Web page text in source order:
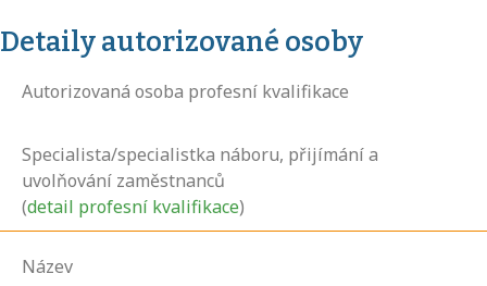
Detaily autorizované osoby
Autorizovaná osoba profesní kvalifikace
Specialista/specialistka náboru, přijímání a
uvolňování zaměstnanců
(detail profesní kvalifikace)
Název